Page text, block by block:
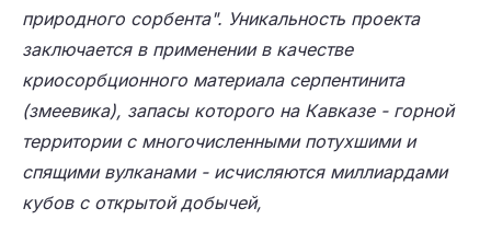
природного сорбента". Уникальность проекта
заключается в применении в качестве
криосорбционного материала серпентинита
(змеевика), запасы которого на Кавказе - горной
территории с многочисленными потухшими и
спящими вулканами - исчисляются миллиардами
кубов с открытой добычей,